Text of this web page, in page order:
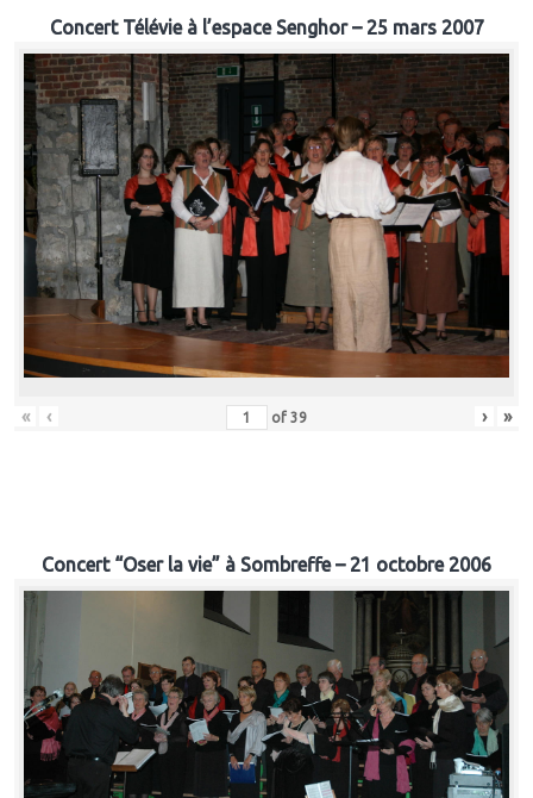
Concert Télévie à l’espace Senghor – 25 mars 2007
« ‹ of 39 › »
Concert “Oser la vie” à Sombreffe – 21 octobre 2006